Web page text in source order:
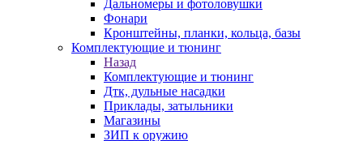
Дальномеры и фотоловушки
Фонари
Кронштейны, планки, кольца, базы
Комплектующие и тюнинг
Назад
Комплектующие и тюнинг
Дтк, дульные насадки
Приклады, затыльники
Магазины
ЗИП к оружию